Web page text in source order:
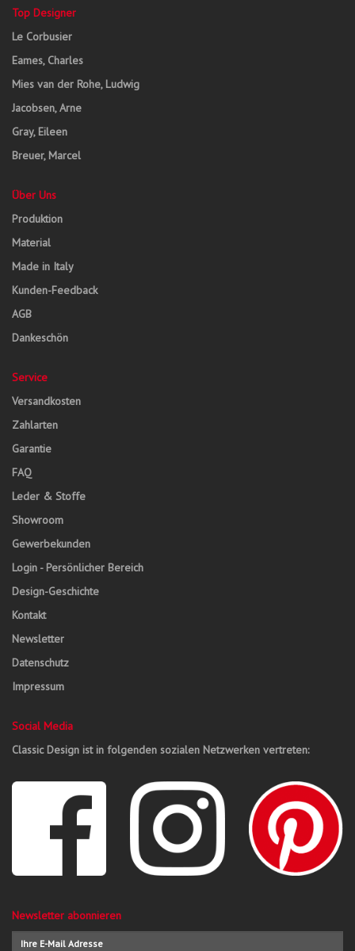
Top Designer
Le Corbusier
Eames, Charles
Mies van der Rohe, Ludwig
Jacobsen, Arne
Gray, Eileen
Breuer, Marcel
Über Uns
Produktion
Material
Made in Italy
Kunden-Feedback
AGB
Dankeschön
Service
Versandkosten
Zahlarten
Garantie
FAQ
Leder & Stoffe
Showroom
Gewerbekunden
Login - Persönlicher Bereich
Design-Geschichte
Kontakt
Newsletter
Datenschutz
Impressum
Social Media
Classic Design ist in folgenden sozialen Netzwerken vertreten:
Newsletter abonnieren